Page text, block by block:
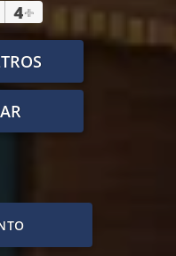
4+